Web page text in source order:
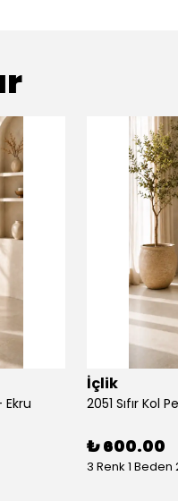
Ekru
İçlik
2051 Sıfır Kol
₺ 600.00
3 Renk 1 Beden